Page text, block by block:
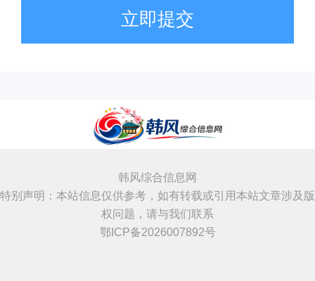
立即提交
韩风综合信息网
特别声明：本站信息仅供参考，如有转载或引用本站文章涉及版
权问题，请与我们联系
鄂ICP备2026007892号